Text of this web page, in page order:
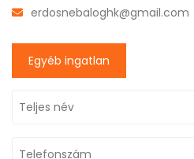
erdosnebaloghk@gmail.com
Egyéb ingatlan